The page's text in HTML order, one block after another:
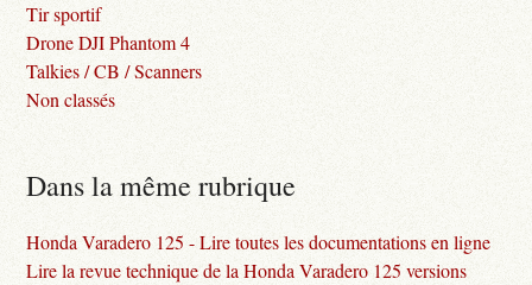
Tir sportif
Drone DJI Phantom 4
Talkies / CB / Scanners
Non classés
Dans la même rubrique
Honda Varadero 125 - Lire toutes les documentations en ligne
Lire la revue technique de la Honda Varadero 125 versions